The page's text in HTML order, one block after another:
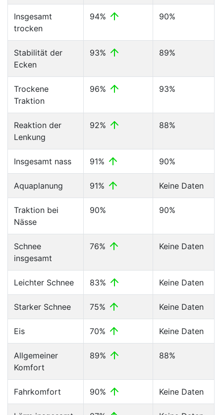
Insgesamt
trocken
94% 90%
Stabilität der
Ecken
93% 89%
Trockene
Traktion
96% 93%
Reaktion der
Lenkung
92% 88%
Insgesamt nass 91% 90%
Aquaplanung 91% Keine Daten
Traktion bei
Nässe
90% 90%
Schnee
insgesamt
76% Keine Daten
Leichter Schnee 83% Keine Daten
Starker Schnee 75% Keine Daten
Eis 70% Keine Daten
Allgemeiner
Komfort
89% 88%
Fahrkomfort 90% Keine Daten